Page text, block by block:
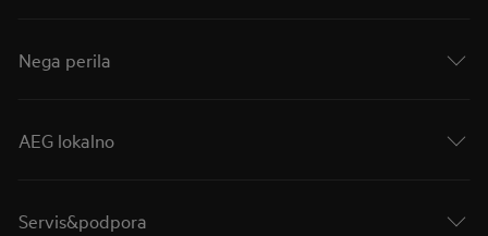
Nega perila
AEG lokalno
Servis&podpora